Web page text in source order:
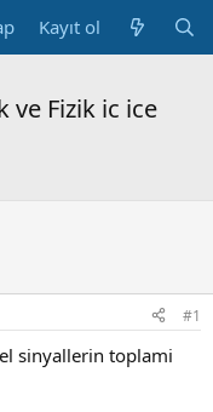
Kayıt ol
ve Fizik ic ice
#1
sinyallerin toplami